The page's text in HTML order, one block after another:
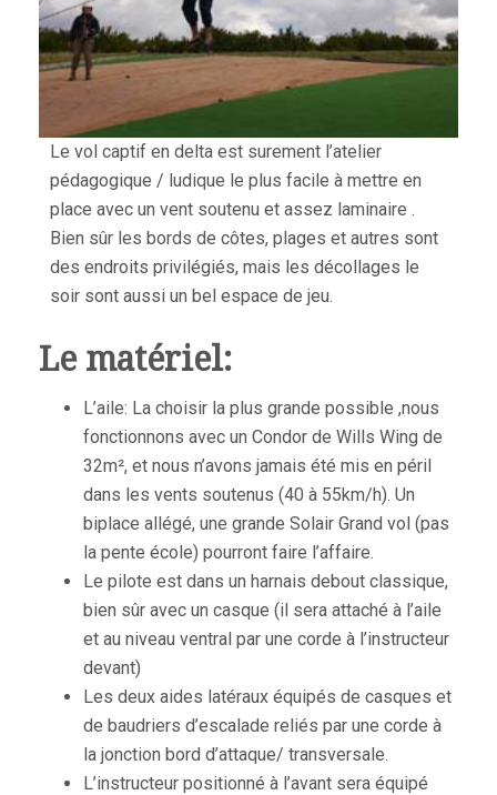
Le vol captif en delta est surement l’atelier
pédagogique / ludique le plus facile à mettre en
place avec un vent soutenu et assez laminaire .
Bien sûr les bords de côtes, plages et autres sont
des endroits privilégiés, mais les décollages le
soir sont aussi un bel espace de jeu.
Le matériel:
L’aile: La choisir la plus grande possible ,nous
fonctionnons avec un Condor de Wills Wing de
32m², et nous n’avons jamais été mis en péril
dans les vents soutenus (40 à 55km/h). Un
biplace allégé, une grande Solair Grand vol (pas
la pente école) pourront faire l’affaire.
Le pilote est dans un harnais debout classique,
bien sûr avec un casque (il sera attaché à l’aile
et au niveau ventral par une corde à l’instructeur
devant)
Les deux aides latéraux équipés de casques et
de baudriers d’escalade reliés par une corde à
la jonction bord d’attaque/ transversale.
L’instructeur positionné à l’avant sera équipé